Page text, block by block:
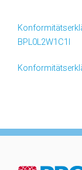
BPL0L2W1C1l